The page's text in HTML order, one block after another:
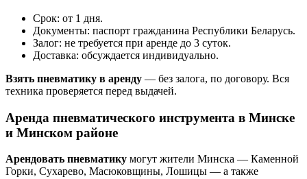
Срок: от 1 дня.
Документы: паспорт гражданина Республики Беларусь.
Залог: не требуется при аренде до 3 суток.
Доставка: обсуждается индивидуально.
Взять пневматику в аренду — без залога, по договору. Вся
техника проверяется перед выдачей.
Аренда пневматического инструмента в Минске
и Минском районе
Арендовать пневматику могут жители Минска — Каменной
Горки, Сухарево, Масюковщины, Лошицы — а также